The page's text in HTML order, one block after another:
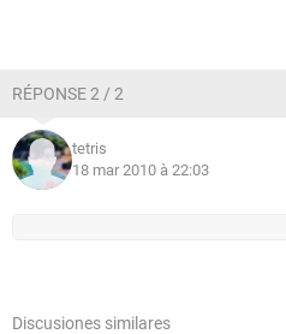
RÉPONSE 2 / 2
tetris
18 mar 2010 à 22:03
Discusiones similares